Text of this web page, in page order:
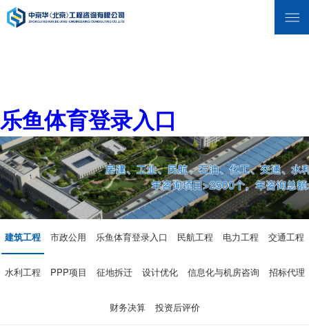
乐鱼体育登录入口
建筑工程 市政公用 乐鱼体育登录入口 民航工程 电力工程 交通工程
水利工程 PPP项目 征地拆迁 设计优化 信息化与机房咨询 招标代理
财务决算 投资后评价